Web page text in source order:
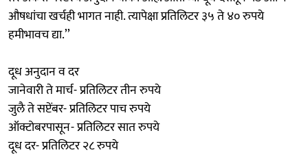
औषधांचा खर्चही भागत नाही. त्यापेक्षा प्रतिलिटर ३५ ते ४० रुपये
हमीभावच द्या.’’
दूध अनुदान व दर
जानेवारी ते मार्च- प्रतिलिटर तीन रुपये
जुलै ते सप्टेंबर- प्रतिलिटर पाच रुपये
ऑक्टोबरपासून- प्रतिलिटर सात रुपये
दूध दर- प्रतिलिटर २८ रुपये